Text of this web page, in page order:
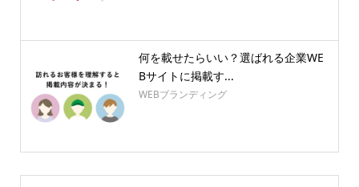
何を載せたらいい？選ばれる企業WE
Bサイトに掲載す...
WEBブランディング